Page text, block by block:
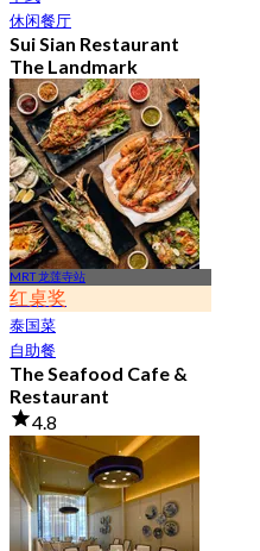
休闲餐厅
Sui Sian Restaurant
The Landmark
Bangkok Hotel
4.7
15.1K 已预订
起฿ 808
MRT 龙莲寺站
红桌奖
泰国菜
自助餐
The Seafood Cafe &
Restaurant
4.8
30.2K 已预订
起 ฿ 645